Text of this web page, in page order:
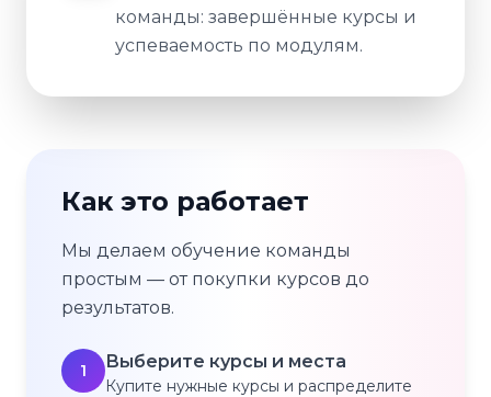
команды: завершённые курсы и
успеваемость по модулям.
Как это работает
Мы делаем обучение команды
простым — от покупки курсов до
результатов.
1 Выберите курсы и места
Купите нужные курсы и распределите